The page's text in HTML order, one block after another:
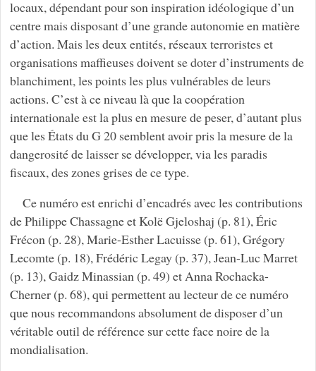
locaux, dépendant pour son inspiration idéologique d’un
centre mais disposant d’une grande autonomie en matière
d’action. Mais les deux entités, réseaux terroristes et
organisations maffieuses doivent se doter d’instruments de
blanchiment, les points les plus vulnérables de leurs
actions. C’est à ce niveau là que la coopération
internationale est la plus en mesure de peser, d’autant plus
que les États du G 20 semblent avoir pris la mesure de la
dangerosité de laisser se développer, via les paradis
fiscaux, des zones grises de ce type.
Ce numéro est enrichi d’encadrés avec les contributions
de Philippe Chassagne et Kolë Gjeloshaj (p. 81), Éric
Frécon (p. 28), Marie-Esther Lacuisse (p. 61), Grégory
Lecomte (p. 18), Frédéric Legay (p. 37), Jean-Luc Marret
(p. 13), Gaidz Minassian (p. 49) et Anna Rochacka-
Cherner (p. 68), qui permettent au lecteur de ce numéro
que nous recommandons absolument de disposer d’un
véritable outil de référence sur cette face noire de la
mondialisation.